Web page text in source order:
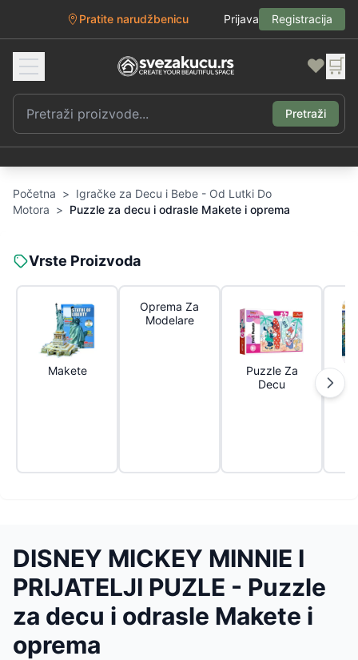
Pratite narudžbenicu Prijava Registracija
❤️ 🛒
Pretraži
Početna > Igračke za Decu i Bebe - Od Lutki Do
Motora > Puzzle za decu i odrasle Makete i oprema
Vrste Proizvoda
Makete
Oprema Za
Modelare
Puzzle Za
Decu
DISNEY MICKEY MINNIE I
PRIJATELJI PUZLE - Puzzle
za decu i odrasle Makete i
oprema